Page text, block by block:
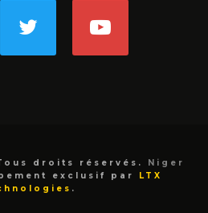
droits réservés. Niger
exclusif par
LTX
.